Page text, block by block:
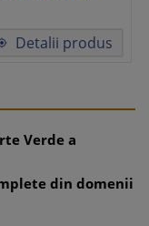
Detalii produs
Verde a
din domenii